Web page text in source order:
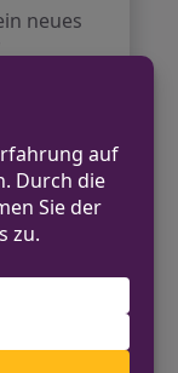
neues
der
15